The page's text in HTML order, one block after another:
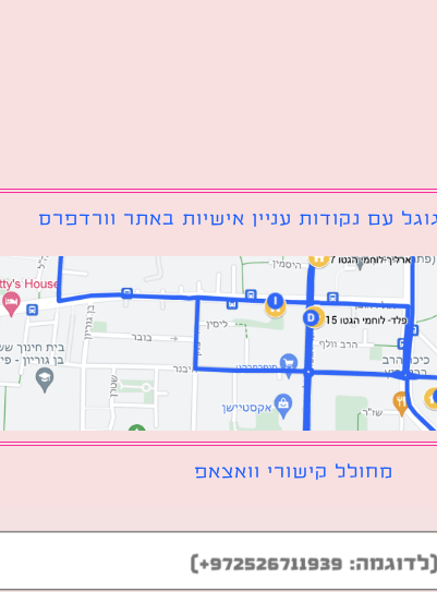
עם נקודות עניין אישיות באתר וורדפרס
מחולל קישורי וואצאפ